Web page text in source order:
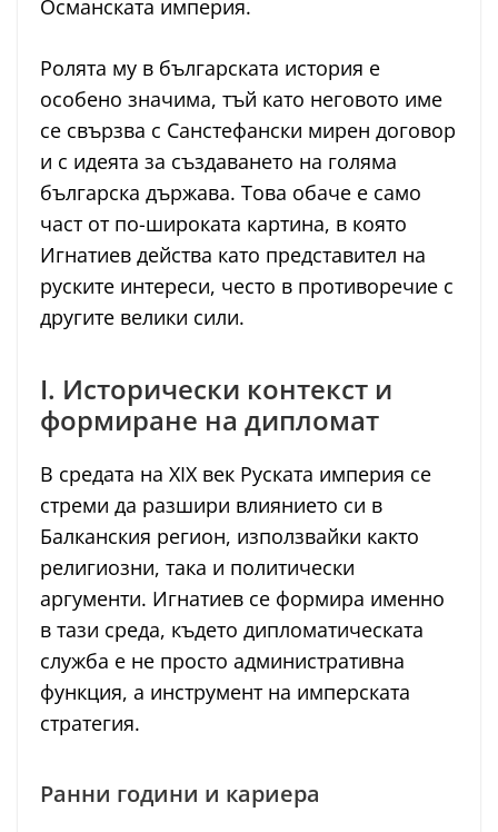
Османската империя.
Ролята му в българската история е
особено значима, тъй като неговото име
се свързва с Санстефански мирен договор
и с идеята за създаването на голяма
българска държава. Това обаче е само
част от по-широката картина, в която
Игнатиев действа като представител на
руските интереси, често в противоречие с
другите велики сили.
I. Исторически контекст и
формиране на дипломат
В средата на XIX век Руската империя се
стреми да разшири влиянието си в
Балканския регион, използвайки както
религиозни, така и политически
аргументи. Игнатиев се формира именно
в тази среда, където дипломатическата
служба е не просто административна
функция, а инструмент на имперската
стратегия.
Ранни години и кариера